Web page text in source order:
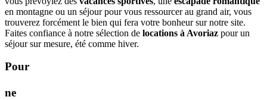
en montagne ou un séjour pour vous ressourcer au grand air, vous
trouverez forcément le bien qui fera votre bonheur sur notre site.
Faites confiance à notre sélection de locations à Avoriaz pour un
séjour sur mesure, été comme hiver.
Pour
ne